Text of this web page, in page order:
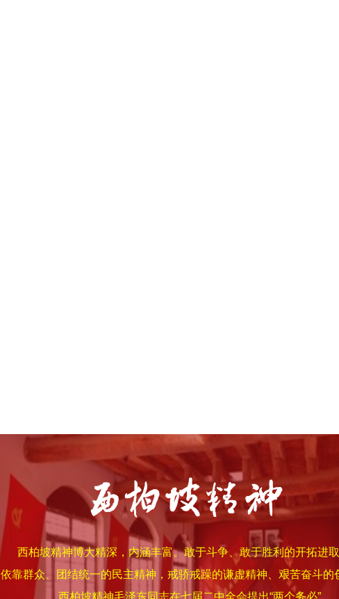
西柏坡精神博大精深，内涵丰富。敢于斗争、敢于胜利的开拓进取
依靠群众、团结统一的民主精神 ，戒骄戒躁的谦虚精神、艰苦奋斗的
西柏坡精神毛泽东同志在七届二中全会提出“两个务必”，